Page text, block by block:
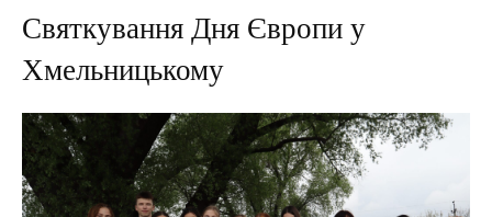
Святкування Дня Європи у
Хмельницькому